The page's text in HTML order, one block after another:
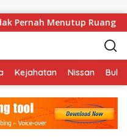
Ruang Hak Jawab”.
Kejahatan Nissan